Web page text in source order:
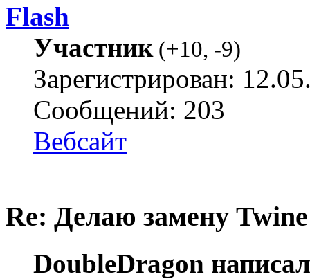
Flash
Участник(+10, -9)
Зарегистрирован:
Сообщений: 203
Вебсайт
Re: Делаю замену
DoubleDragon